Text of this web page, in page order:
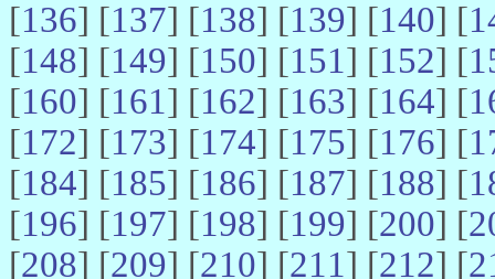
[136] [137] [138] [139] [140] [
[148] [149] [150] [151] [152] [
[160] [161] [162] [163] [164] [
[172] [173] [174] [175] [176] [
[184] [185] [186] [187] [188] [
[196] [197] [198] [199] [200] [
[208] [209] [210] [211] [212] [